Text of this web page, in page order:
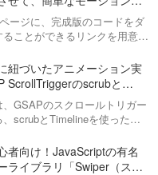
を作ってみましょう！前編
ージに、完成版のコードをダ
ことができるリンクを用意し
ションの作例を紹介していま
ストライプの円をランダム…
紐づいたアニメーション実
ScrollTriggerのscrubと
ってみましょう！ 全２回
GSAP ScrollTrigger #5
GSAPのスクロールトリガー
scrubとTimelineを使った実
ストビューで通常のGSAPの
ンをおこな…
者向け！JavaScriptの有名
ライブラリ「Swiper（スワ